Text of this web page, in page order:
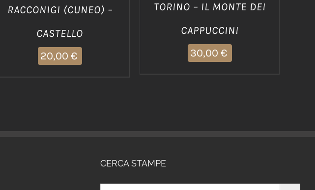
RACCONIGI (CUNEO) –
CASTELLO
20,00 €
TORINO – IL MONTE DEI
CAPPUCCINI
30,00 €
CERCA STAMPE